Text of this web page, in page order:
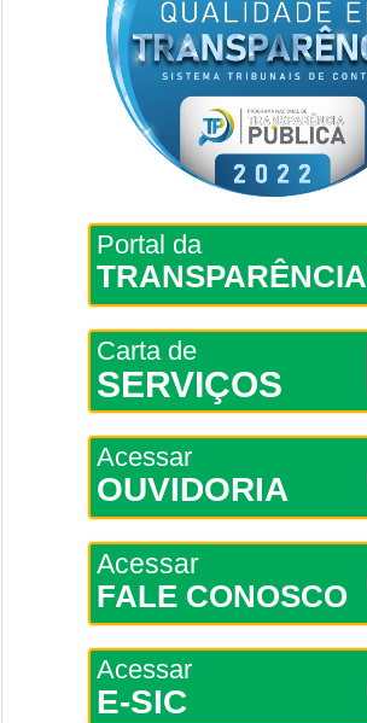
Portal da
TRANSPARÊNCIA
Carta de
SERVIÇOS
Acessar
OUVIDORIA
Acessar
FALE CONOSCO
Acessar
E-SIC